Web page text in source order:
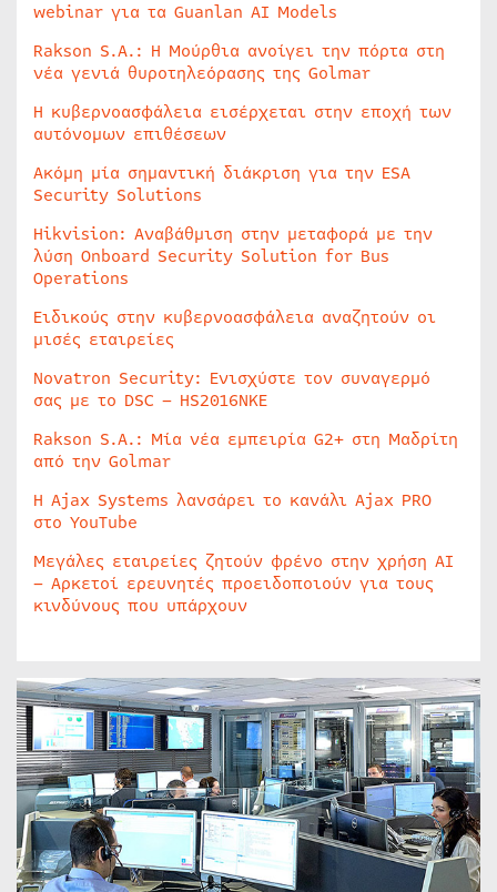
webinar για τα Guanlan AI Models
Rakson S.A.: Η Μούρθια ανοίγει την πόρτα στη
νέα γενιά θυροτηλεόρασης της Golmar
Η κυβερνοασφάλεια εισέρχεται στην εποχή των
αυτόνομων επιθέσεων
Ακόμη μία σημαντική διάκριση για την ESA
Security Solutions
Hikvision: Αναβάθμιση στην μεταφορά με την
λύση Onboard Security Solution for Bus
Operations
Ειδικούς στην κυβερνοασφάλεια αναζητούν οι
μισές εταιρείες
Novatron Security: Ενισχύστε τον συναγερμό
σας με το DSC – HS2016NKE
Rakson S.A.: Μία νέα εμπειρία G2+ στη Μαδρίτη
από την Golmar
Η Ajax Systems λανσάρει το κανάλι Ajax PRO
στο YouTube
Μεγάλες εταιρείες ζητούν φρένο στην χρήση AI
– Αρκετοί ερευνητές προειδοποιούν για τους
κινδύνους που υπάρχουν